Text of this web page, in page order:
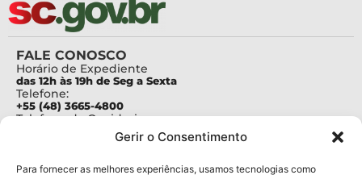
Gerir o Consentimento
Para fornecer as melhores experiências, usamos tecnologias como
FALE CONOSCO
Horário de Expediente
das 12h às 19h de Seg a Sexta
Telefone:
+55 (48) 3665-4800
Telefone da Ouvidoria
Para assuntos relacionados à Pesquisa